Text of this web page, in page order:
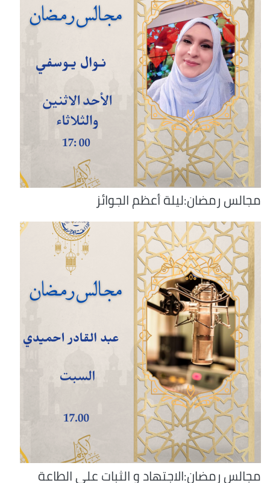
مجالس رمضان:ليلة أعظم الجوائز
مجالس رمضان:الاجتهاد و الثبات على الطاعة